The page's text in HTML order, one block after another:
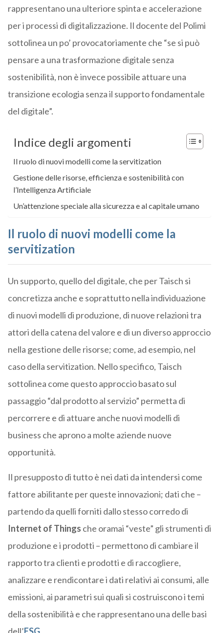
rappresentano una ulteriore spinta e accelerazione
per i processi di digitalizzazione. Il docente del Polimi
sottolinea un po’ provocatoriamente che “se si può
pensare a una trasformazione digitale senza
sostenibilità, non è invece possibile attuare una
transizione ecologia senza il supporto fondamentale
del digitale”.
Indice degli argomenti
Il ruolo di nuovi modelli come la servitization
Gestione delle risorse, efficienza e sostenibilità con
l’Intelligenza Artificiale
Un’attenzione speciale alla sicurezza e al capitale umano
Il ruolo di nuovi modelli come la
servitization
Un supporto, quello del digitale, che per Taisch si
concretizza anche e soprattutto nella individuazione
di nuovi modelli di produzione, di nuove relazioni tra
attori della catena del valore e di un diverso approccio
nella gestione delle risorse; come, ad esempio, nel
caso della servitization. Nello specifico, Taisch
sottolinea come questo approccio basato sul
passaggio “dal prodotto al servizio” permetta di
percorrere e di attuare anche nuovi modelli di
business che aprono a molte aziende nuove
opportunità.
Il presupposto di tutto è nei dati da intendersi come
fattore abilitante per queste innovazioni; dati che –
partendo da quelli forniti dallo stesso corredo di
Internet of Things che oramai “veste” gli strumenti di
produzione e i prodotti – permettono di cambiare il
rapporto tra clienti e prodotti e di raccogliere,
analizzare e rendicontare i dati relativi ai consumi, alle
emissioni, ai parametri sui quali si costruiscono i temi
della sostenibilità e che rappresentano una delle basi